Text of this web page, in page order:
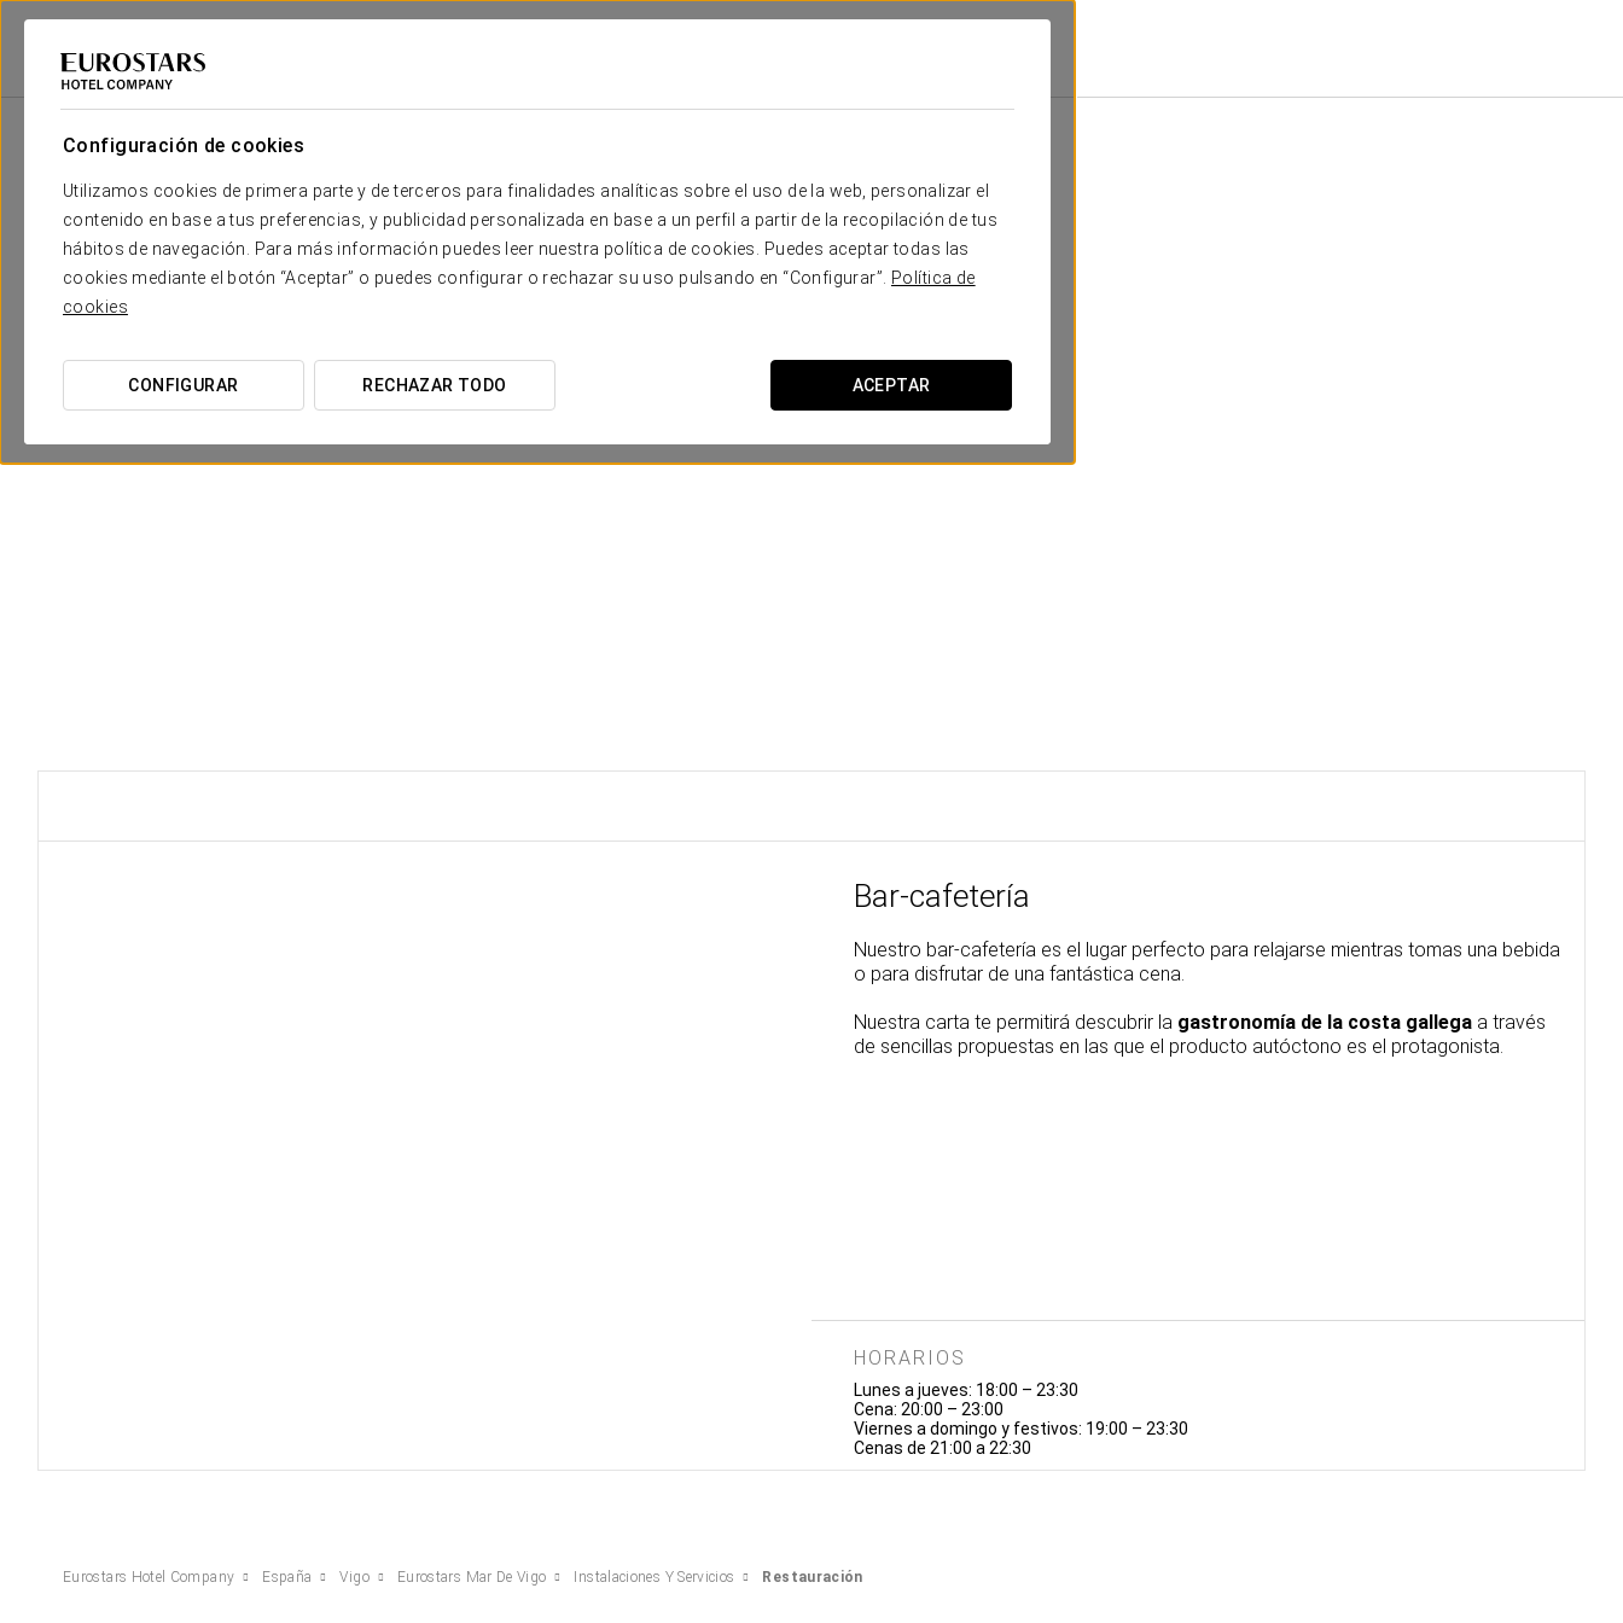
Configuración de cookies
Utilizamos cookies de primera parte y de terceros para finalidades analíticas sobre el uso de la web, personalizar el
contenido en base a tus preferencias, y publicidad personalizada en base a un perfil a partir de la recopilación de tus
hábitos de navegación. Para más información puedes leer nuestra política de cookies. Puedes aceptar todas las
cookies mediante el botón “Aceptar” o puedes configurar o rechazar su uso pulsando en “Configurar”.
Política de
cookies
CONFIGURAR RECHAZAR TODO ACEPTAR
Eurostars Hotel Company
Bar-cafetería
Nuestro bar-cafetería es el lugar perfecto para relajarse mientras tomas una bebida
o para disfrutar de una fantástica cena.
Nuestra carta te permitirá descubrir la gastronomía de la costa gallega a través
de sencillas propuestas en las que el producto autóctono es el protagonista.
HORARIOS
Lunes a jueves: 18:00 – 23:30
Cena: 20:00 – 23:00
Viernes a domingo y festivos: 19:00 – 23:30
Cenas de 21:00 a 22:30
Eurostars Hotel Company España Vigo Eurostars Mar De Vigo Instalaciones Y Servicios Restauración